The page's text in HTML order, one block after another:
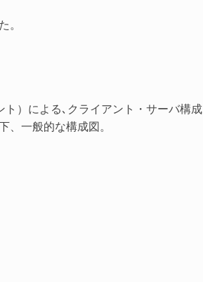
。
）による､クライアント・サーバ構成
、一般的な構成図。